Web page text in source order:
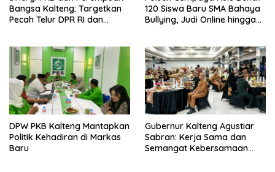
Bangsa Kalteng: Targetkan
Pecah Telur DPR RI dan
120 Siswa Baru SMA Bahaya
Bullying, Judi Online hingga
DPW PKB Kalteng Mantapkan
Politik Kehadiran di Markas
Baru
Gubernur Kalteng Agustiar
Sabran: Kerja Sama dan
Semangat Kebersamaan